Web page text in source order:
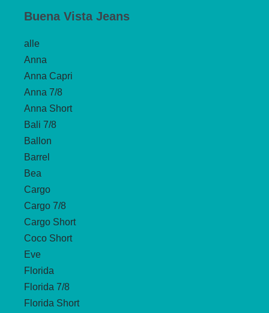
Buena Vista Jeans
alle
Anna
Anna Capri
Anna 7/8
Anna Short
Bali 7/8
Ballon
Barrel
Bea
Cargo
Cargo 7/8
Cargo Short
Coco Short
Eve
Florida
Florida 7/8
Florida Short